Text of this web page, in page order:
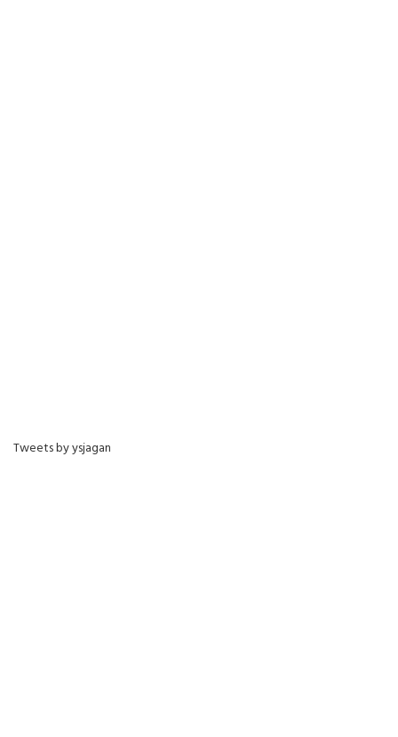
Tweets by ysjagan